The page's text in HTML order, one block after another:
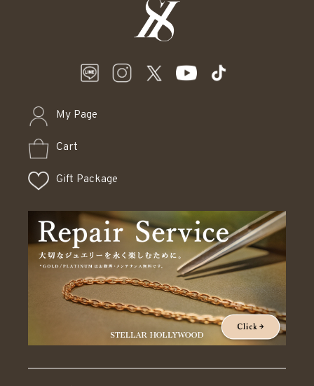
My Page
Cart
Gift Package